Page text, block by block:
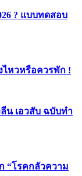
? แบบทดสอบ
ไหวหรือควรพัก !
น เอวสับ ฉบับทำ
“โรคกลัวความ